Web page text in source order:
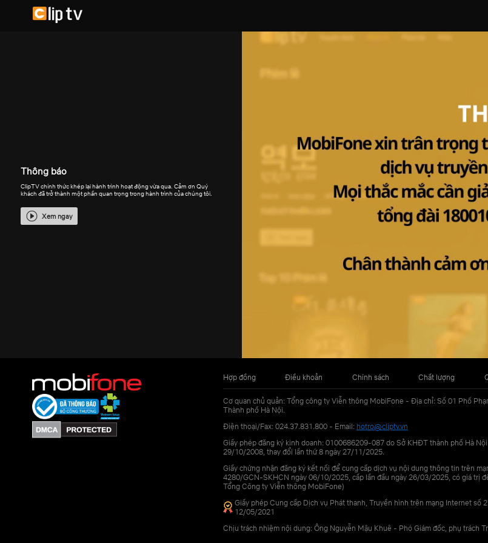
Thông báo
ClipTV chính thức khép lại hành trình hoạt động vừa qua. Cảm ơn Quý
khách đã trở thành một phần quan trọng trong hành trình của chúng tôi.
Xem ngay
Hợp đồng Điều khoản Chính sách Chất lượng
Cơ quan chủ quản: Tổng công ty Viễn thông MobiFone - Địa chỉ: Số 01 Phố
Thành phố Hà Nội.
Điện thoại/Fax: 024.37.831.800 - Email: hotro@cliptv.vn
Giấy phép đăng ký kinh doanh: 0100686209-087 do Sở KHĐT thành phố Hà Nội
29/10/2008, thay đổi lần thứ 8 ngày 27/11/2025.
Giấy chứng nhận đăng ký kết nối để cung cấp dịch vụ nội dung thông tin trên
4280/GCN-SKHCN ngày 06/10/2025, cấp lần đầu ngày 26/03/2025, có giá trị
Tổng Công ty Viễn thông MobiFone)
Giấy phép Cung cấp Dịch vụ Phát thanh, Truyền hình trên mạng Internet số
12/05/2021
Chịu trách nhiệm nội dung: Ông Nguyễn Mậu Khuê - Phó Giám đốc, phụ trách